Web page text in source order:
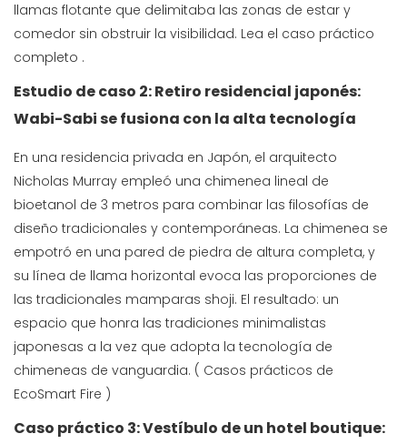
llamas flotante que delimitaba las zonas de estar y
comedor sin obstruir la visibilidad. Lea el caso práctico
completo .
Estudio de caso 2: Retiro residencial japonés:
Wabi-Sabi se fusiona con la alta tecnología
En una residencia privada en Japón, el arquitecto
Nicholas Murray empleó una chimenea lineal de
bioetanol de 3 metros para combinar las filosofías de
diseño tradicionales y contemporáneas. La chimenea se
empotró en una pared de piedra de altura completa, y
su línea de llama horizontal evoca las proporciones de
las tradicionales mamparas shoji. El resultado: un
espacio que honra las tradiciones minimalistas
japonesas a la vez que adopta la tecnología de
chimeneas de vanguardia. ( Casos prácticos de
EcoSmart Fire )
Caso práctico 3: Vestíbulo de un hotel boutique: